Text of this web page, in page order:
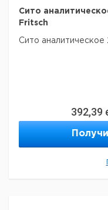
Сито
Fritsch
Сито
392,39